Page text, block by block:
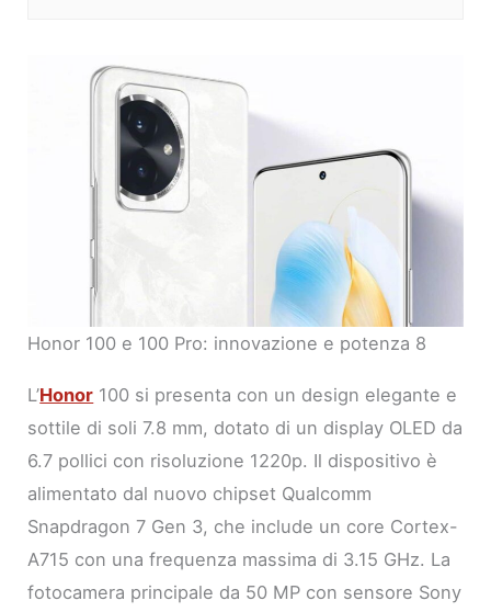
Honor 100 e 100 Pro: innovazione e potenza 8
L’Honor 100 si presenta con un design elegante e
sottile di soli 7.8 mm, dotato di un display OLED da
6.7 pollici con risoluzione 1220p. Il dispositivo è
alimentato dal nuovo chipset Qualcomm
Snapdragon 7 Gen 3, che include un core Cortex-
A715 con una frequenza massima di 3.15 GHz. La
fotocamera principale da 50 MP con sensore Sony